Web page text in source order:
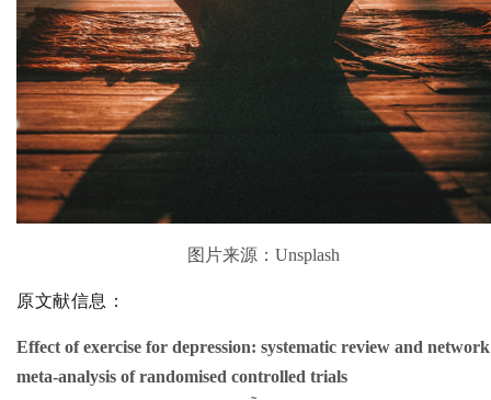
图片来源：Unsplash
原文献信息：
Effect of exercise for depression: systematic review and network
meta-analysis of randomised controlled trials